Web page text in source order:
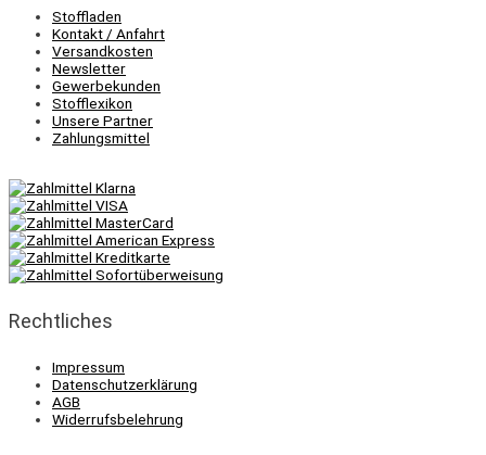
Stoffladen
Kontakt / Anfahrt
Versandkosten
Newsletter
Gewerbekunden
Stofflexikon
Unsere Partner
Zahlungsmittel
Rechtliches
Impressum
Datenschutzerklärung
AGB
Widerrufsbelehrung